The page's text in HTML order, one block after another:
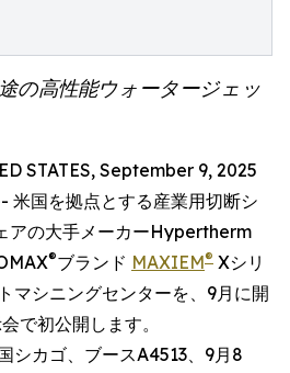
の高性能ウォータージェッ
STATES, September 9, 2025
米国を拠点とする産業用切断シ
アの大手メーカーHypertherm
®ブランド MAXIEM® Xシリ
マシニングセンターを、9月に開
で初公開します。
シカゴ、ブースA4513、9月8